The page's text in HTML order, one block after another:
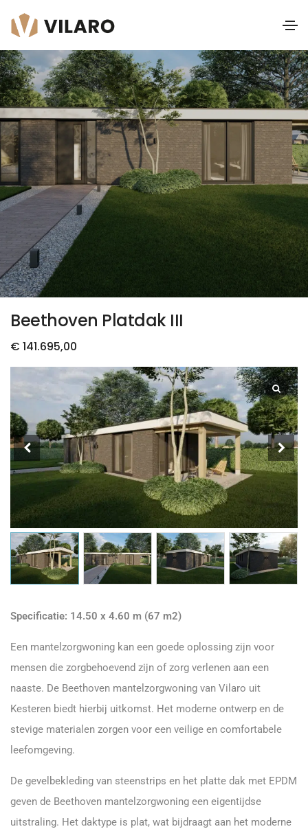
Beethoven Platdak
III
Beethoven Platdak III
€ 141.695,00
Specificatie: 14.50 x 4.60 m (67 m2)
Een mantelzorgwoning kan een goede oplossing zijn voor
mensen die zorgbehoevend zijn of zorg verlenen aan een
naaste. De Beethoven mantelzorgwoning van Vilaro uit
Kesteren biedt hierbij uitkomst. Het moderne ontwerp en de
stevige materialen zorgen voor een veilige en comfortabele
leefomgeving.
De gevelbekleding van steenstrips en het platte dak met EPDM
geven de Beethoven mantelzorgwoning een eigentijdse
uitstraling. Het daktype is plat, wat bijdraagt aan het moderne